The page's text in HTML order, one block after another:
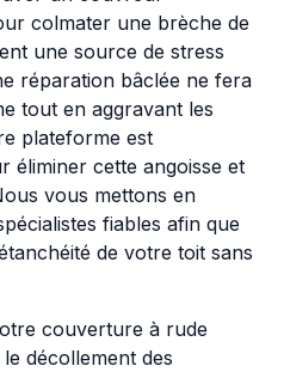
colmater une brèche de
une source de stress
réparation bâclée ne fera
tout en aggravant les
plateforme est
éliminer cette angoisse et
vous mettons en
fiables afin que
de votre toit sans
couverture à rude
décollement des